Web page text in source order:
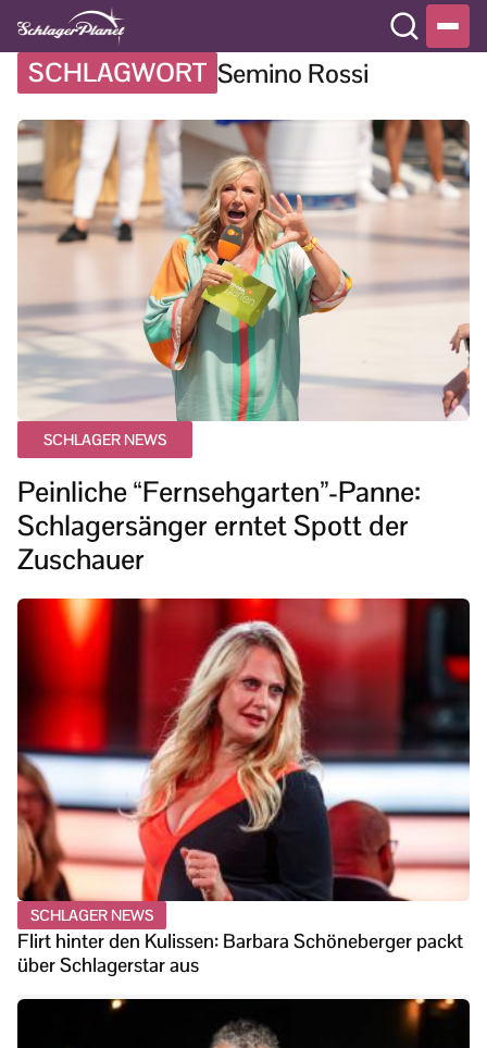
SCHLAGWORT Semino Rossi
SCHLAGER NEWS
Peinliche “Fernsehgarten”-Panne:
Schlagersänger erntet Spott der
Zuschauer
SCHLAGER NEWS
Flirt hinter den Kulissen: Barbara Schöneberger packt
über Schlagerstar aus